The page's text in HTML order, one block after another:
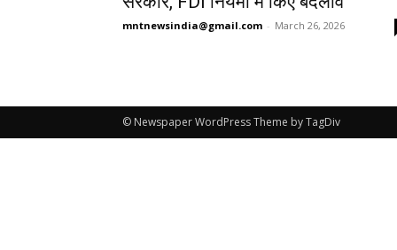
mntnewsindia@gmail.com - March 26, 2026
© Newspaper WordPress Theme by TagDiv